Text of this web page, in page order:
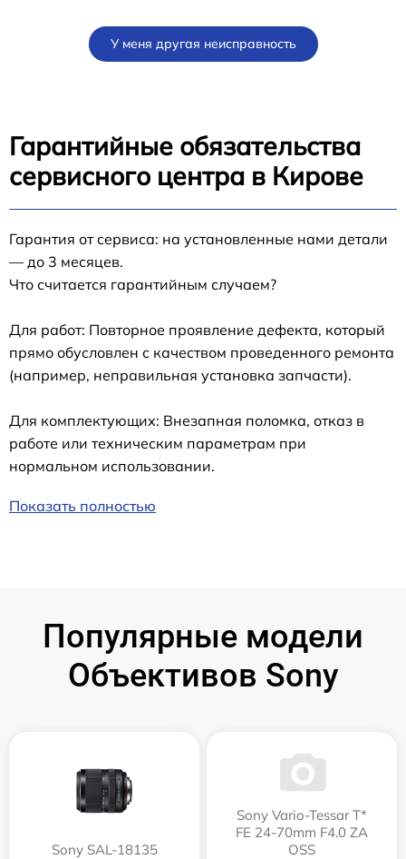
У меня другая неисправность
Гарантийные обязательства
сервисного центра в Кирове
Гарантия от сервиса: на установленные нами детали
— до 3 месяцев.
Что считается гарантийным случаем?
Для работ: Повторное проявление дефекта, который
прямо обусловлен с качеством проведенного ремонта
(например, неправильная установка запчасти).
Для комплектующих: Внезапная поломка, отказ в
работе или техническим параметрам при
нормальном использовании.
Показать полностью
Популярные модели
Объективов Sony
Sony SAL-18135
Sony Vario-Tessar T*
FE 24-70mm F4.0 ZA
OSS